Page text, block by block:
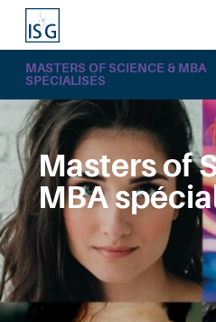
Masters of
MBA
MASTERS OF SCIENCE & MBA
SPÉCIALISÉS